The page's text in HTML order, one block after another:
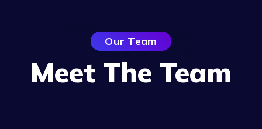
Our Team
Meet The Team
Team